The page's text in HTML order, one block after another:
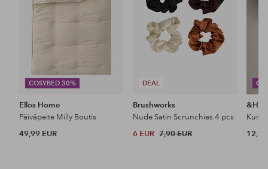
COSYBED 30%
Ellos Home
Päiväpeite Milly Boutis
49,99 EUR
DEAL
Brushworks
Nude Satin Scrunchies 4 pcs
6 EUR 7,90 EUR 12,99